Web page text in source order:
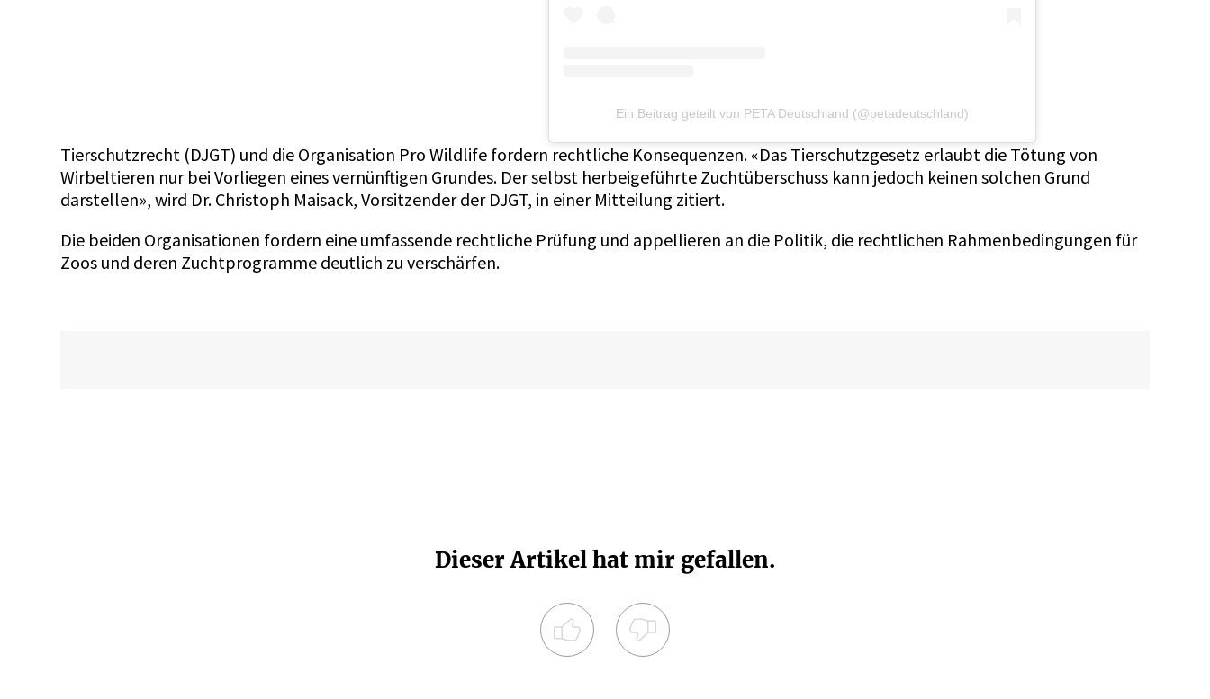
Ein Beitrag geteilt von PETA Deutschland (@petadeutschland)
Tierschutzrecht (DJGT) und die Organisation Pro Wildlife fordern rechtliche Konsequenzen. «Das Tierschutzgesetz erlaubt die Tötung von
Wirbeltieren nur bei Vorliegen eines vernünftigen Grundes. Der selbst herbeigeführte Zuchtüberschuss kann jedoch keinen solchen Grund
darstellen», wird Dr. Christoph Maisack, Vorsitzender der DJGT, in einer Mitteilung zitiert.
Die beiden Organisationen fordern eine umfassende rechtliche Prüfung und appellieren an die Politik, die rechtlichen Rahmenbedingungen für
Zoos und deren Zuchtprogramme deutlich zu verschärfen.
Dieser Artikel hat mir gefallen.